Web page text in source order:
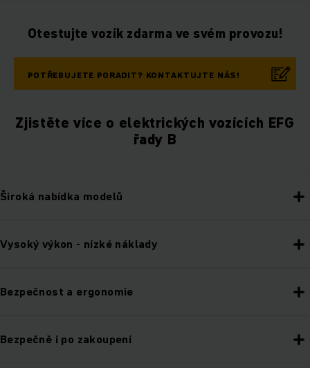
Otestujte vozík zdarma ve svém provozu!
POTŘEBUJETE PORADIT? KONTAKTUJTE NÁS!
Zjistěte více o elektrických vozících EFG
řady B
Široká nabídka modelů
Vysoký výkon - nízké náklady
Bezpečnost a ergonomie
Bezpečně i po zakoupení